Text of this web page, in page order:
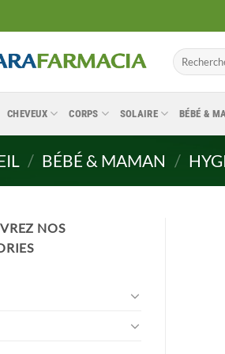
Recherche
pour :
CHEVEUX CORPS SOLAIRE BÉBÉ &
/ BÉBÉ & MAMAN /
NOS